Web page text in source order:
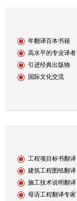
年翻译百本书籍
高水平的专业译者
引进经典出版物
国际文化交流
工程项目标书翻译
建筑工程图纸翻译
施工技术说明翻译
母语工程翻译专家